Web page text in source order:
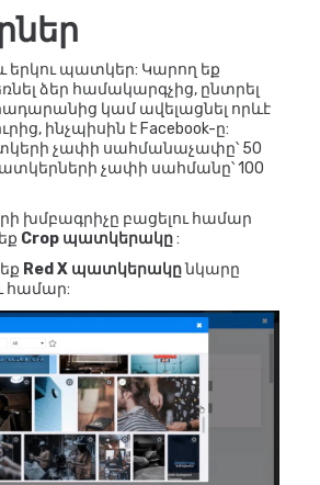
երկու պատկեր: Կարող եք
ձեր համակարգչից, ընտրել
կամ ավելացնել որևէ
ինչպիսին է Facebook-ը:
չափի սահմանաչափը՝ 50
չափի սահմանը՝ 100
խմբագրիչը բացելու համար
Crop պատկերակը:
Red X պատկերակընկարը
համար: